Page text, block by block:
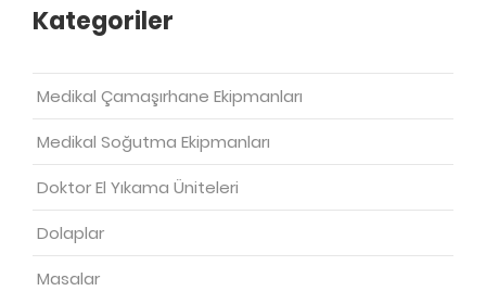
Kategoriler
Medikal Çamaşırhane Ekipmanları
Medikal Soğutma Ekipmanları
Doktor El Yıkama Üniteleri
Dolaplar
Masalar